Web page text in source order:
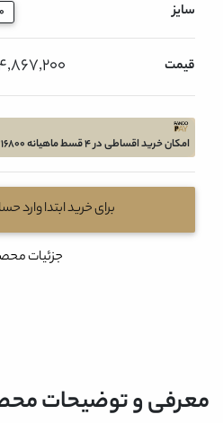
سایز 130
قیمت 4,867,200 تومان
امکان خرید اقساطی در 4 قسط ماهیانه 1216800 تومان بدون سود و چک
برای خرید ابتدا وارد
جزئیات
معرفی و توضیحات